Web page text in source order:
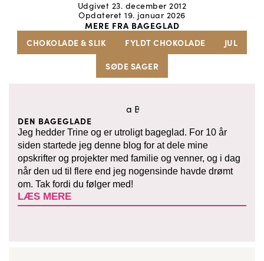
Udgivet 23. december 2012
Opdateret 19. januar 2026
MERE FRA BAGEGLAD
CHOKOLADE & SLIK
FYLDT CHOKOLADE
JUL
SØDE SAGER
DEN BAGEGLADE
Jeg hedder Trine og er utroligt bageglad. For 10 år
siden startede jeg denne blog for at dele mine
opskrifter og projekter med familie og venner, og i dag
når den ud til flere end jeg nogensinde havde drømt
om. Tak fordi du følger med!
LÆS MERE